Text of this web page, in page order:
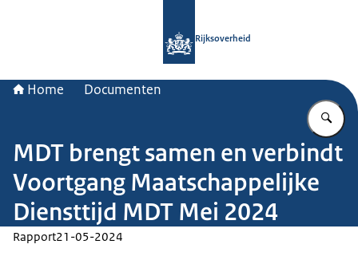
Rijksoverheid
Home Documenten
MDT brengt samen en verbindt
Voortgang Maatschappelijke
Diensttijd MDT Mei 2024
Rapport21-05-2024